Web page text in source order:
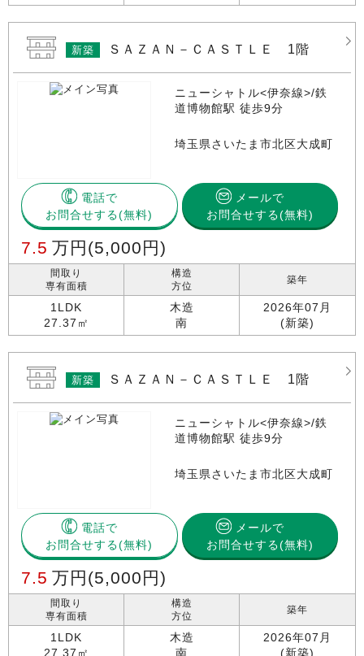
新築 ＳＡＺＡＮ－ＣＡＳＴＬＥ 1階
ニューシャトル<伊奈線>/鉄
道博物館駅 徒歩9分
埼玉県さいたま市北区大成町
電話で
お問合せする
メールで
お問合せする(無料)
7.5 万円 (5,000円)
間取り
専有面積
1LDK
27.37㎡
構造
方位
木造
南
築年
2026年07月
(新築)
新築 ＳＡＺＡＮ－ＣＡＳＴＬＥ 1階
ニューシャトル<伊奈線>/鉄
道博物館駅 徒歩9分
埼玉県さいたま市北区大成町
電話で
お問合せする
メールで
お問合せする(無料)
7.5 万円 (5,000円)
間取り
専有面積
1LDK
27.37㎡
構造
方位
木造
南
築年
2026年07月
(新築)